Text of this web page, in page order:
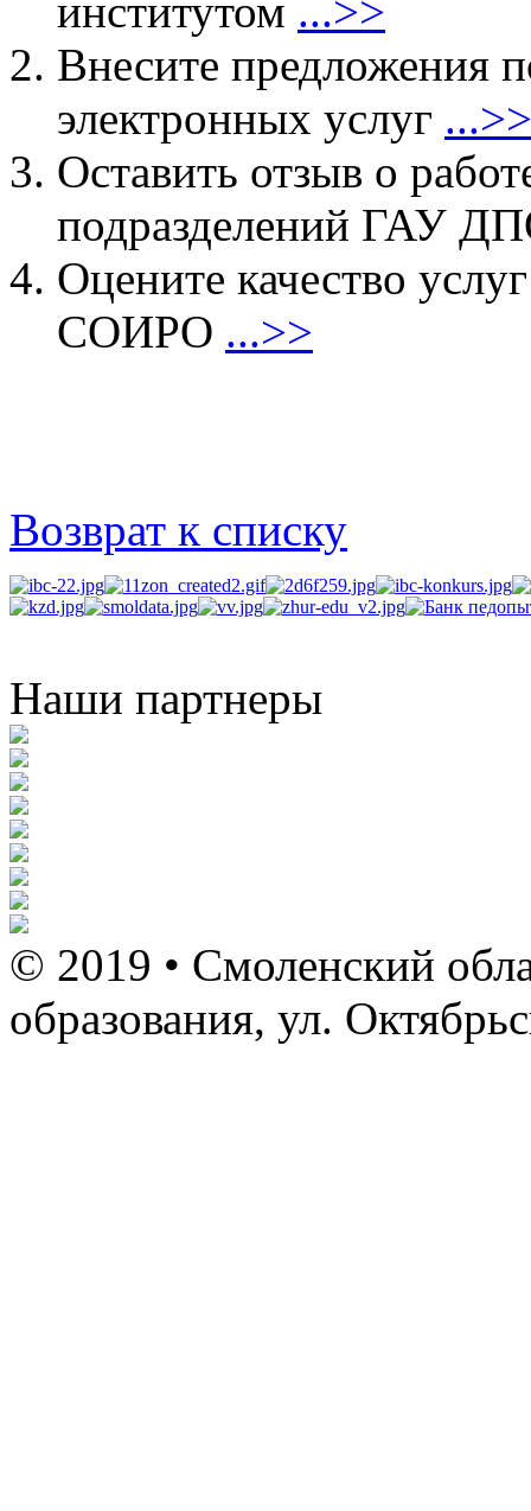
институтом ...>>
Внесите предложения
электронных услуг ...>>
Оставить отзыв о
подразделений ГАУ
Оцените качество
СОИРО ...>>
Возврат к списку
Наши партнеры
© 2019 • Смоленский
образования, ул.